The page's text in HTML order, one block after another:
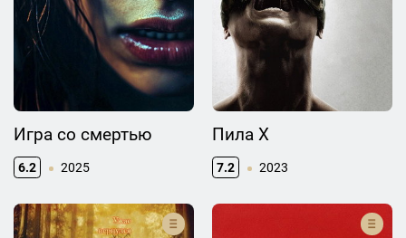
Игра со смертью
6.2 2025
Пила X
7.2 2023